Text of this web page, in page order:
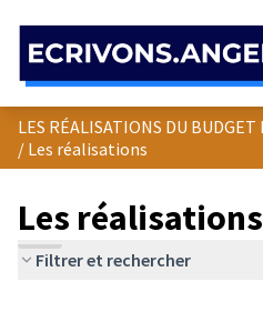
/ Les réalisations
Les réalisations
Filtrer et rechercher